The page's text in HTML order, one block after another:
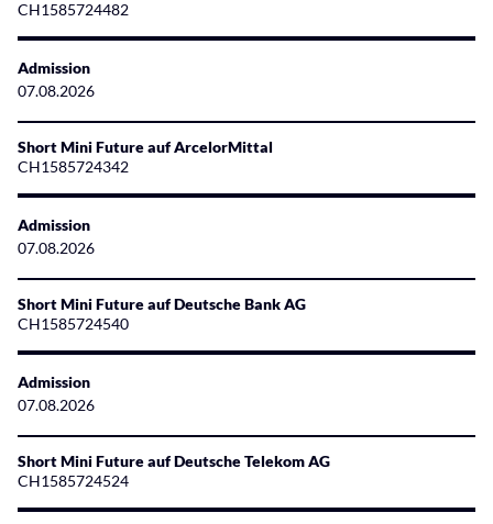
CH1585724482
Admission
07.08.2026
Short Mini Future auf ArcelorMittal
CH1585724342
Admission
07.08.2026
Short Mini Future auf Deutsche Bank AG
CH1585724540
Admission
07.08.2026
Short Mini Future auf Deutsche Telekom AG
CH1585724524